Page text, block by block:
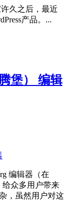
久之后，最近
产品。...
堡） 编辑
编辑器（在
给众多用户带来
，虽然用户对这